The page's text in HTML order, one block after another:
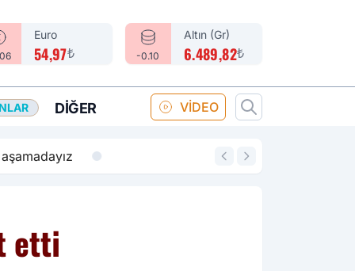
Euro
54,97₺ -0.10
Altın (Gr)
6.489,82₺
DIĞER VİDEO
14:18
etti